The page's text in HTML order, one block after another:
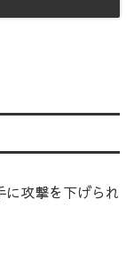
攻撃を下げられ